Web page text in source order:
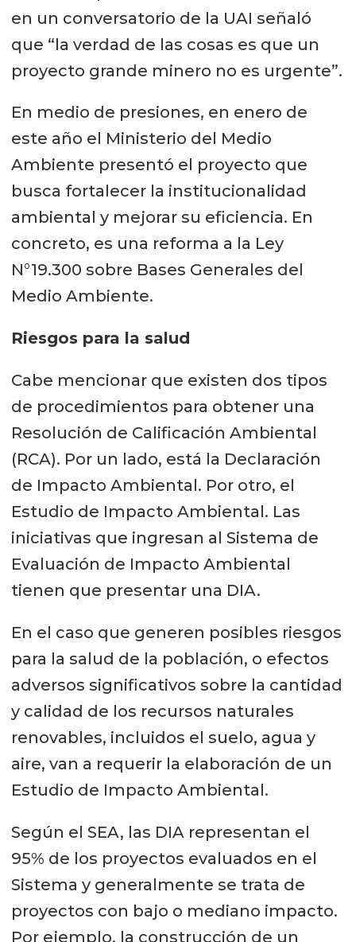
en un conversatorio de la UAI señaló
que “la verdad de las cosas es que un
proyecto grande minero no es urgente”.
En medio de presiones, en enero de
este año el Ministerio del Medio
Ambiente presentó el proyecto que
busca fortalecer la institucionalidad
ambiental y mejorar su eficiencia. En
concreto, es una reforma a la Ley
N°19.300 sobre Bases Generales del
Medio Ambiente.
Riesgos para la salud
Cabe mencionar que existen dos tipos
de procedimientos para obtener una
Resolución de Calificación Ambiental
(RCA). Por un lado, está la Declaración
de Impacto Ambiental. Por otro, el
Estudio de Impacto Ambiental. Las
iniciativas que ingresan al Sistema de
Evaluación de Impacto Ambiental
tienen que presentar una DIA.
En el caso que generen posibles riesgos
para la salud de la población, o efectos
adversos significativos sobre la cantidad
y calidad de los recursos naturales
renovables, incluidos el suelo, agua y
aire, van a requerir la elaboración de un
Estudio de Impacto Ambiental.
Según el SEA, las DIA representan el
95% de los proyectos evaluados en el
Sistema y generalmente se trata de
proyectos con bajo o mediano impacto.
Por ejemplo, la construcción de un